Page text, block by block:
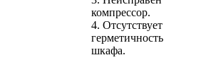
компрессор.
4. Отсутствует
герметичность
шкафа.